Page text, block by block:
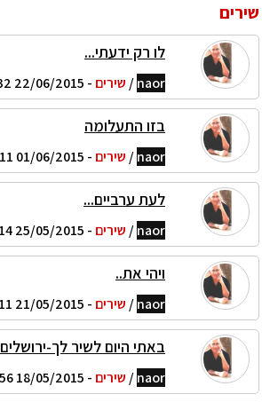
שירים
לו רק ידעתי...
naor
/שירים - 22/06/2015 00:32
בזו התעלומה
naor
/שירים - 01/06/2015 22:11
לעת ערביים...
naor
/שירים - 25/05/2015 22:14
ויהי את..
naor
/שירים - 21/05/2015 01:11
באתי היום לשיר לך-ירושלים
naor
/שירים - 18/05/2015 22:56